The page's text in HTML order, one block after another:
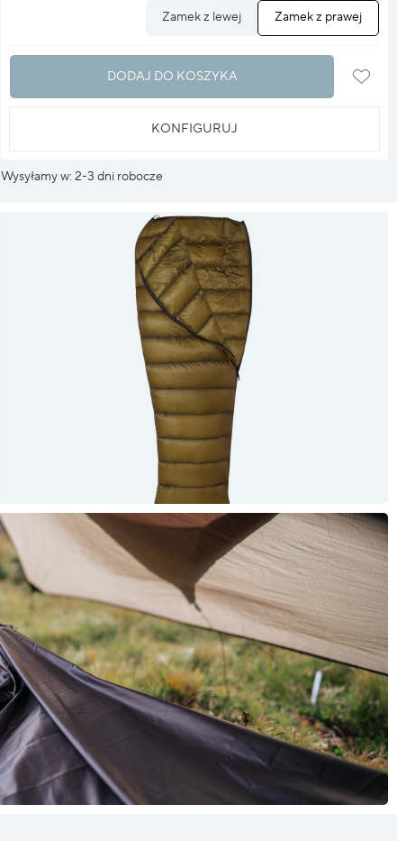
Zamek z prawej
Zamek z lewej
DODAJ DO KOSZYKA
KONFIGURUJ
Wysyłamy w: 2-3 dni robocze